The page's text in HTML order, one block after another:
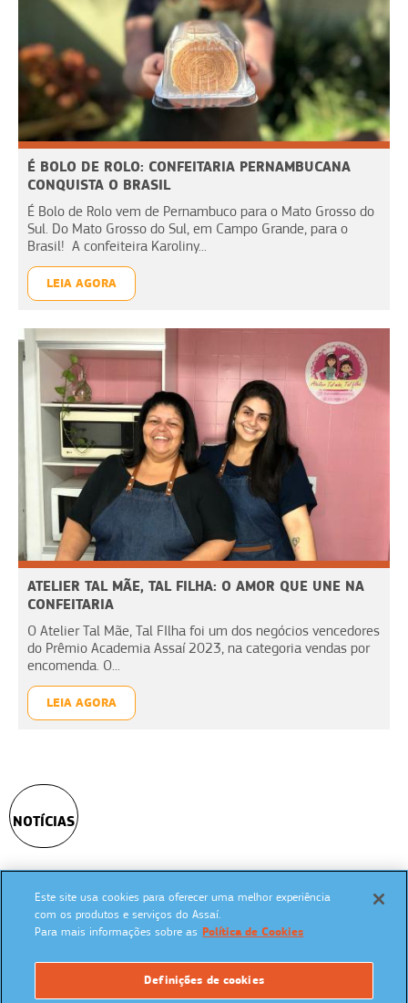
É BOLO DE ROLO: CONFEITARIA PERNAMBUCANA
CONQUISTA O BRASIL
É Bolo de Rolo vem de Pernambuco para o Mato Grosso do
Sul. Do Mato Grosso do Sul, em Campo Grande, para o
Brasil! A confeiteira Karoliny...
LEIA AGORA
ATELIER TAL MÃE, TAL FILHA: O AMOR QUE UNE NA
CONFEITARIA
O Atelier Tal Mãe, Tal FIlha foi um dos negócios vencedores
do Prêmio Academia Assaí 2023, na categoria vendas por
encomenda. O...
LEIA AGORA
NOTÍCIAS
SIGA NAS REDES SOCIAIS:
Este site usa cookies para oferecer uma melhor experiência
com os produtos e serviços do Assaí.
Para mais informações sobre as Política de Cookies
Definições de cookies